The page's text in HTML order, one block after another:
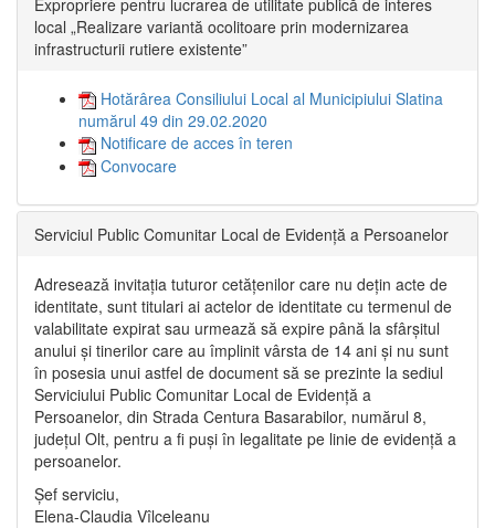
local „Realizare variantă ocolitoare prin modernizarea
infrastructurii rutiere existente”
Hotărârea Consiliului Local al Municipiului Slatina
numărul 49 din 29.02.2020
Notificare de acces în teren
Convocare
Serviciul Public Comunitar Local de Evidență a Persoanelor
Adresează invitația tuturor cetățenilor care nu dețin acte de
identitate, sunt titulari ai actelor de identitate cu termenul de
valabilitate expirat sau urmează să expire până la sfârșitul
anului și tinerilor care au împlinit vârsta de 14 ani și nu sunt
în posesia unui astfel de document să se prezinte la sediul
Serviciului Public Comunitar Local de Evidență a
Persoanelor, din Strada Centura Basarabilor, numărul 8,
județul Olt, pentru a fi puși în legalitate pe linie de evidență a
persoanelor.
Șef serviciu,
Elena-Claudia Vîlceleanu